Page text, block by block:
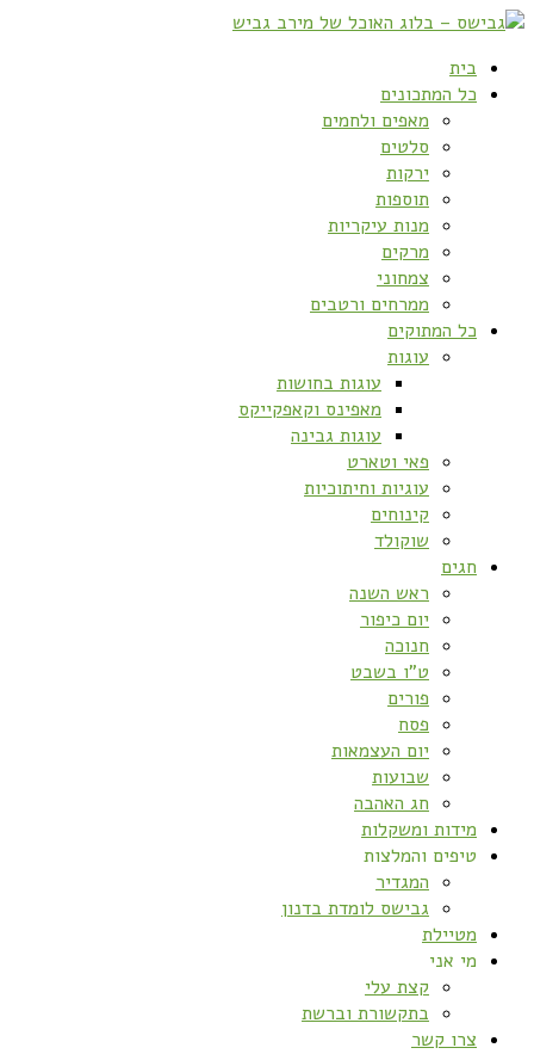
בית
כל המתכונים
מאפים ולחמים
סלטים
ירקות
תוספות
מנות עיקריות
מרקים
צמחוני
ממרחים ורטבים
כל המתוקים
עוגות
עוגות בחושות
מאפינס וקאפקייקס
עוגות גבינה
פאי וטארט
עוגיות וחיתוכיות
קינוחים
שוקולד
חגים
ראש השנה
יום כיפור
חנוכה
ט”ו בשבט
פורים
פסח
יום העצמאות
שבועות
חג האהבה
מידות ומשקלות
טיפים והמלצות
המגדיר
גבישס לומדת בדנון
מטיילת
מי אני
קצת עלי
בתקשורת וברשת
צרו קשר